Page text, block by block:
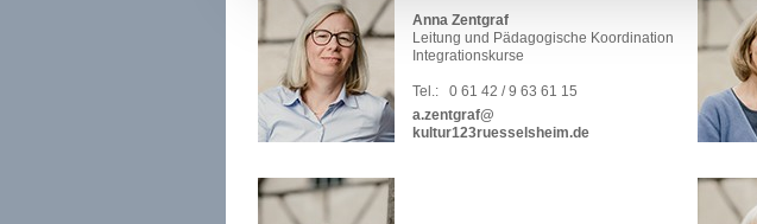
Anna Zentgraf
Leitung und Pädagogische Koordination
Integrationskurse
Tel.:
0 61 42 / 9 63 61 15
a.zentgraf@
kultur123ruesselsheim.de